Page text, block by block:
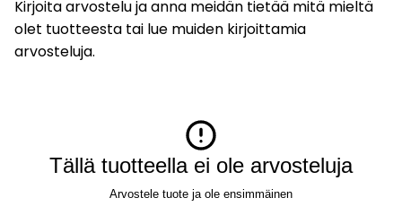
Kirjoita arvostelu ja anna meidän tietää mitä mieltä
olet tuotteesta tai lue muiden kirjoittamia
arvosteluja.
Tällä tuotteella ei ole arvosteluja
Arvostele tuote ja ole ensimmäinen